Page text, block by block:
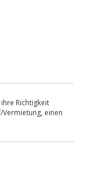
Richtigkeit
einen